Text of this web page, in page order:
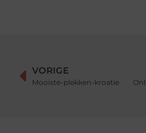
VORIGE
Mooiste-plekken-kroatie